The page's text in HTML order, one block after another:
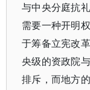
与中央分庭抗
需要一种开明
于筹备立宪改
央级的资政院
排斥，而地方